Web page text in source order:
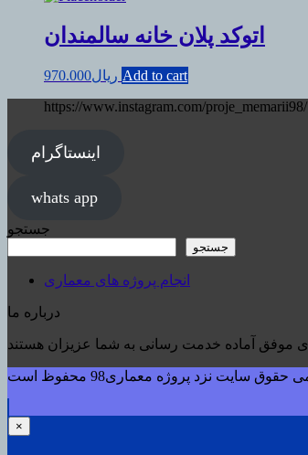
اتوکد پلان خانه سالمندان
ریال970.000
Add to cart
https://www.instagram.com/proje_memarii98/
اینستاگرام
whats app
جستجو
جستجو
انجام پروژه های معماری
درباره ما
×